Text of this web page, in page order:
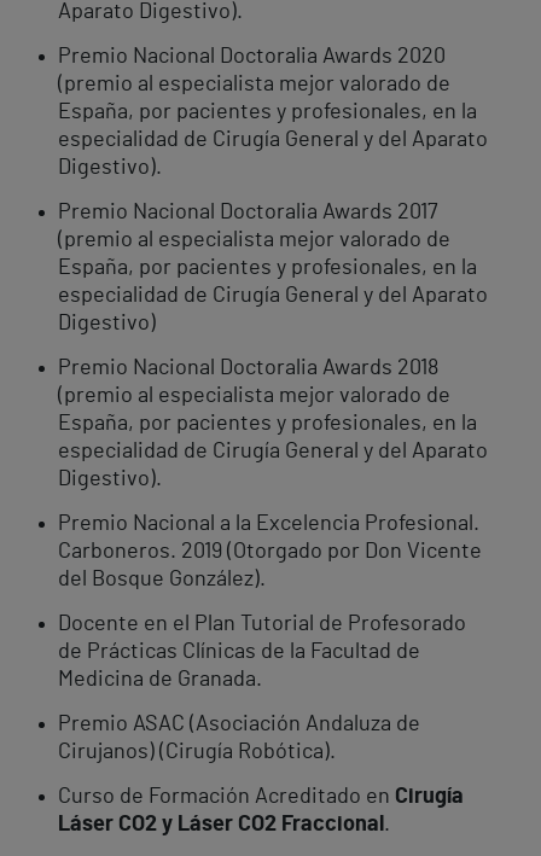
Aparato Digestivo).
Premio Nacional Doctoralia Awards 2020
(premio al especialista mejor valorado de
España, por pacientes y profesionales, en la
especialidad de Cirugía General y del Aparato
Digestivo).
Premio Nacional Doctoralia Awards 2017
(premio al especialista mejor valorado de
España, por pacientes y profesionales, en la
especialidad de Cirugía General y del Aparato
Digestivo)
Premio Nacional Doctoralia Awards 2018
(premio al especialista mejor valorado de
España, por pacientes y profesionales, en la
especialidad de Cirugía General y del Aparato
Digestivo).
Premio Nacional a la Excelencia Profesional.
Carboneros. 2019 (Otorgado por Don Vicente
del Bosque González).
Docente en el Plan Tutorial de Profesorado
de Prácticas Clínicas de la Facultad de
Medicina de Granada.
Premio ASAC (Asociación Andaluza de
Cirujanos) (Cirugía Robótica).
Curso de Formación Acreditado en Cirugía
Láser CO2 y Láser CO2 Fraccional .